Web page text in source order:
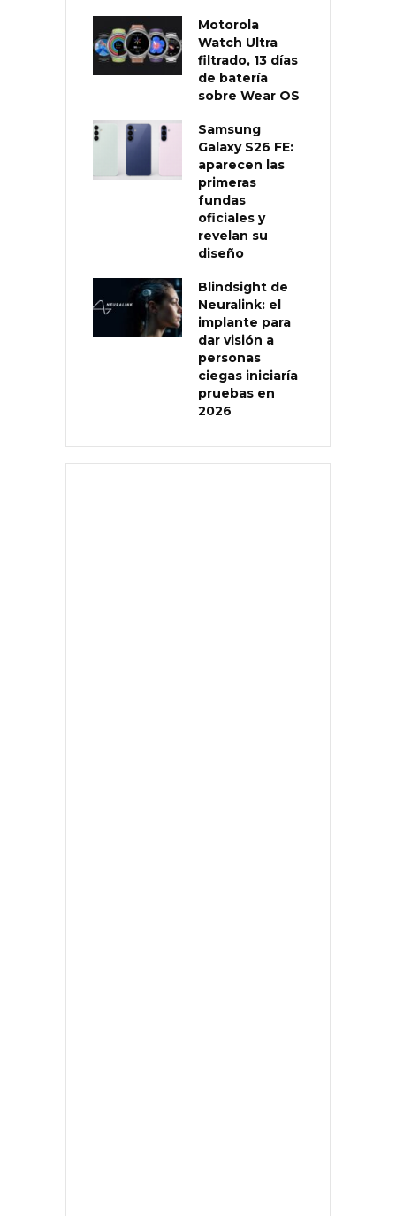
Motorola
Watch Ultra
filtrado, 13 días
de batería
sobre Wear OS
Samsung
Galaxy S26 FE:
aparecen las
primeras
fundas
oficiales y
revelan su
diseño
Blindsight de
Neuralink: el
implante para
dar visión a
personas
ciegas iniciaría
pruebas en
2026